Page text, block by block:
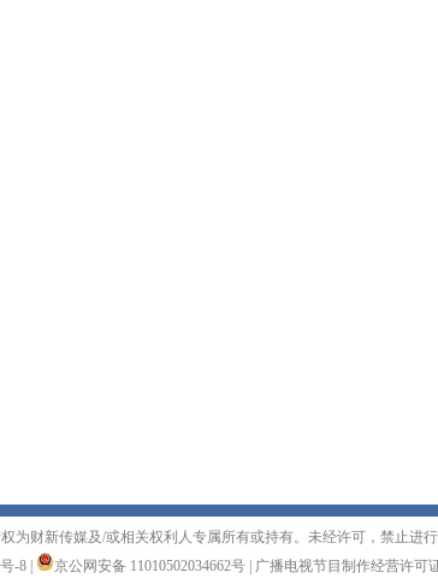
为财新传媒及/或相关权利人专属所有或持有。未经许可，禁止进
-8
京公网安备 11010502034662号 广播电视节目制作经营许可